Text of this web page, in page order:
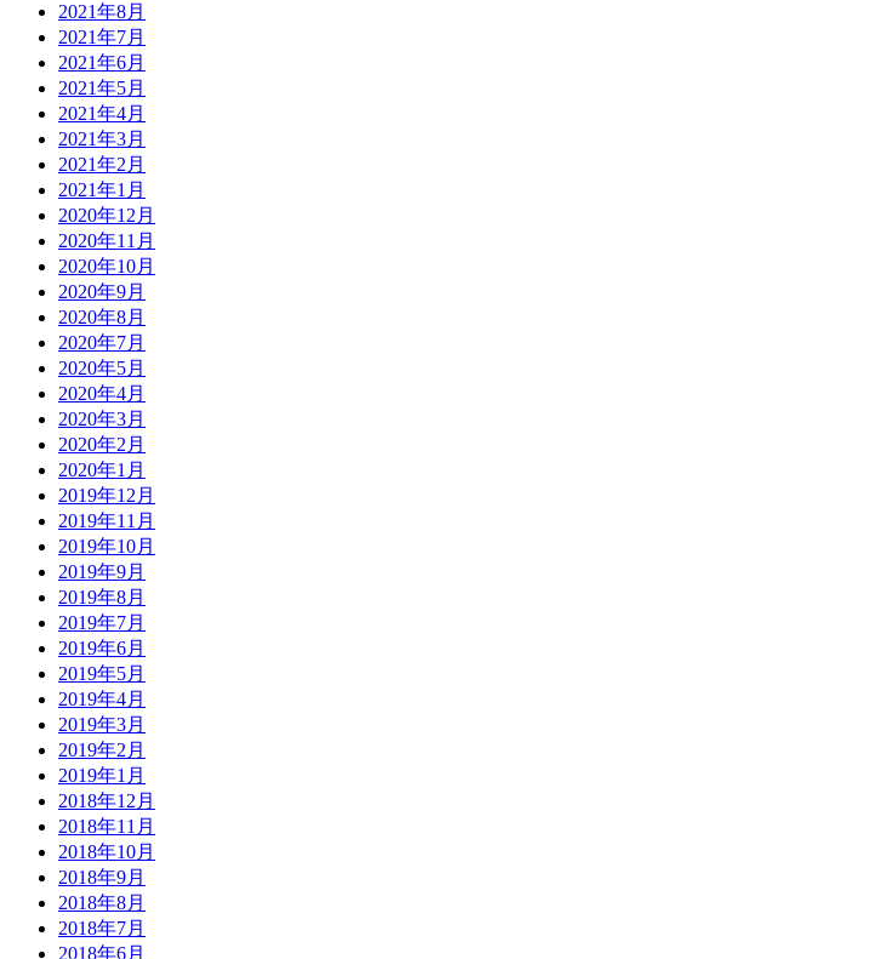
2021年8月
2021年7月
2021年6月
2021年5月
2021年4月
2021年3月
2021年2月
2021年1月
2020年12月
2020年11月
2020年10月
2020年9月
2020年8月
2020年7月
2020年5月
2020年4月
2020年3月
2020年2月
2020年1月
2019年12月
2019年11月
2019年10月
2019年9月
2019年8月
2019年7月
2019年6月
2019年5月
2019年4月
2019年3月
2019年2月
2019年1月
2018年12月
2018年11月
2018年10月
2018年9月
2018年8月
2018年7月
2018年6月